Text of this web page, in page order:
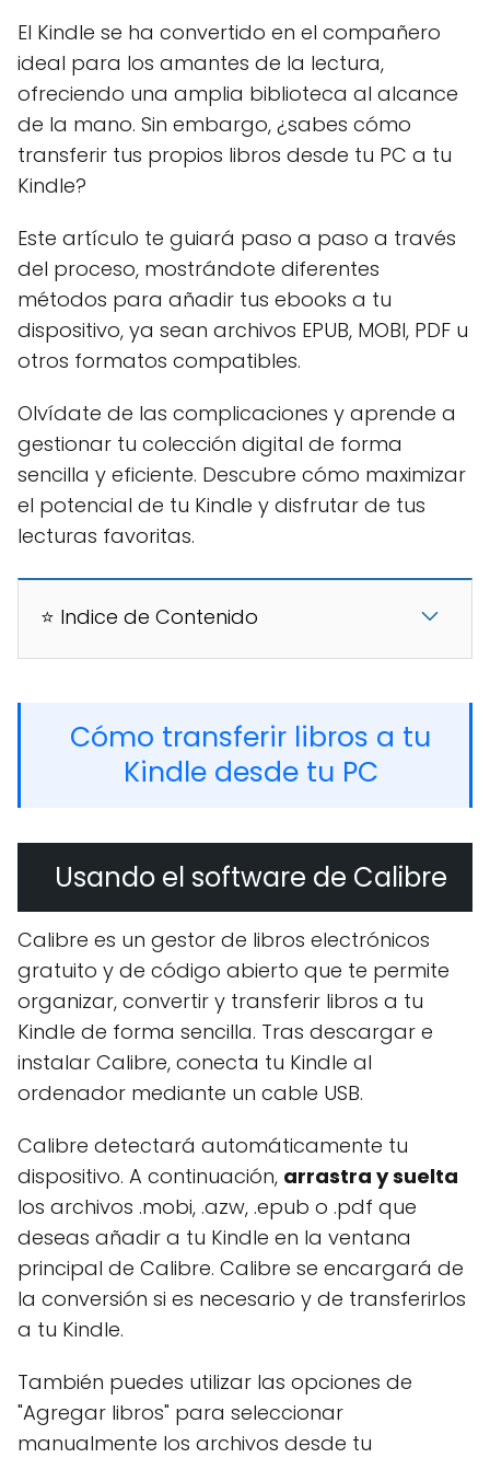
El Kindle se ha convertido en el compañero
ideal para los amantes de la lectura,
ofreciendo una amplia biblioteca al alcance
de la mano. Sin embargo, ¿sabes cómo
transferir tus propios libros desde tu PC a tu
Kindle?
Este artículo te guiará paso a paso a través
del proceso, mostrándote diferentes
métodos para añadir tus ebooks a tu
dispositivo, ya sean archivos EPUB, MOBI, PDF u
otros formatos compatibles.
Olvídate de las complicaciones y aprende a
gestionar tu colección digital de forma
sencilla y eficiente. Descubre cómo maximizar
el potencial de tu Kindle y disfrutar de tus
lecturas favoritas.
⭐ Indice de Contenido
Cómo transferir libros a tu
Kindle desde tu PC
Usando el software de Calibre
Calibre es un gestor de libros electrónicos
gratuito y de código abierto que te permite
organizar, convertir y transferir libros a tu
Kindle de forma sencilla. Tras descargar e
instalar Calibre, conecta tu Kindle al
ordenador mediante un cable USB.
Calibre detectará automáticamente tu
dispositivo. A continuación, arrastra y suelta
los archivos .mobi, .azw, .epub o .pdf que
deseas añadir a tu Kindle en la ventana
principal de Calibre. Calibre se encargará de
la conversión si es necesario y de transferirlos
a tu Kindle.
También puedes utilizar las opciones de
"Agregar libros" para seleccionar
manualmente los archivos desde tu